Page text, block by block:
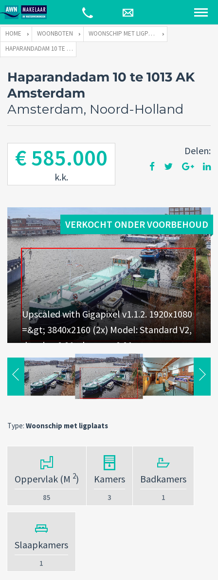
HOME WOONBOTEN
WOONSCHIP MET LIGPLAATS
HAPARANDADAM 10 TE 1013 AK AMSTERDAM
Haparandadam 10 te 1013 AK
Amsterdam
Amsterdam, Noord-Holland
€ 585.000
k.k.
Delen:
VERKOCHT ONDER VOORBEHOUD
Upscaled with Gigapixel v1.1.2. 1920x1080
=&gt; 3840x2160 (2x) Model: Standard V2,
denoise: 0.01, sharpen: 0.01,
decompression: 0.01 |
Type: Woonschip met ligplaats
Oppervlak (M 2)
85
Kamers
3
Badkamers
1
Slaapkamers
1